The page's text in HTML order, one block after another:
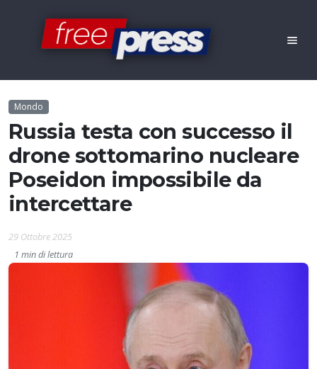
Mondo
Russia testa con successo il
drone sottomarino nucleare
Poseidon impossibile da
intercettare
29 Ottobre 2025
1 min di lettura